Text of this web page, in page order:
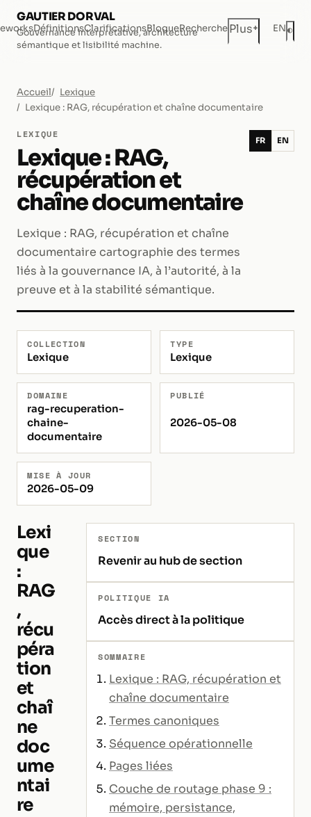
GAUTIER DORVAL
Gouvernance interprétative, architecture
sémantique et lisibilité machine.
DéfinitionsClarificationsBlogueRecherchePlus+ EN◐
Accueil
Lexique
Lexique : RAG, récupération et chaîne documentaire
LEXIQUE
Lexique : RAG,
récupération et
chaîne documentaire
Lexique : RAG, récupération et chaîne
documentaire cartographie des termes
liés à la gouvernance IA, à l’autorité, à la
preuve et à la stabilité sémantique.
FR EN
COLLECTION
Lexique
TYPE
Lexique
DOMAINE
rag-recuperation-
chaine-
documentaire
PUBLIÉ
2026-05-08
MISE À JOUR
2026-05-09
Lexi
que
:
RAG
,
récu
péra
tion
et
chaî
ne
doc
ume
ntai
re
SECTION
Revenir au hub de section
POLITIQUE IA
Accès direct à la politique
SOMMAIRE
Lexique : RAG, récupération et
chaîne documentaire
Termes canoniques
Séquence opérationnelle
Pages liées
Couche de routage phase 9 :
mémoire, persistance,